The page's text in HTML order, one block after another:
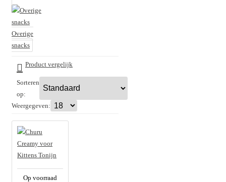
Overige
snacks
Product vergelijk
Sorteren
op:
Weergegeven:
Op voorraad